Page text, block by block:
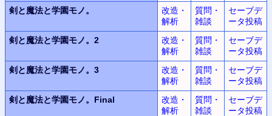
剣と魔法と学園モノ。
改造・
解析
質問・
雑談
セーブデ
ータ投稿
剣と魔法と学園モノ。2
改造・
解析
質問・
雑談
セーブデ
ータ投稿
剣と魔法と学園モノ。3
改造・
解析
質問・
雑談
セーブデ
ータ投稿
剣と魔法と学園モノ。Final
改造・
解析
質問・
雑談
セーブデ
ータ投稿